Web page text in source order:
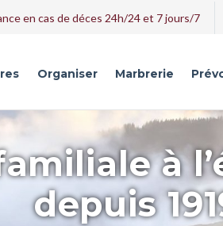
en cas de déces 24h/24 et 7 jours/7
Organiser Marbrerie
à
depuis